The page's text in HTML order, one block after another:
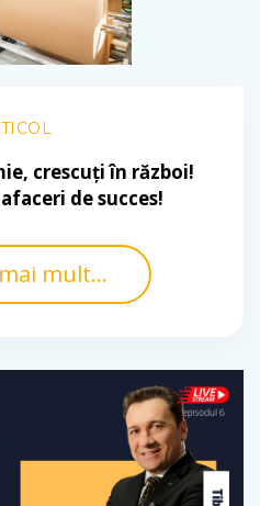
crescuți în război!
de succes!
mult...